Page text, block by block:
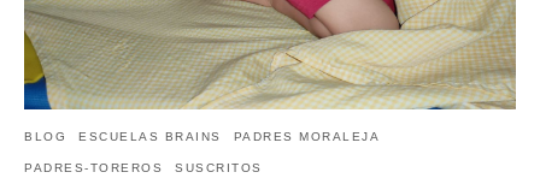
BLOG ESCUELAS BRAINS PADRES MORALEJA
PADRES-TOREROS SUSCRITOS